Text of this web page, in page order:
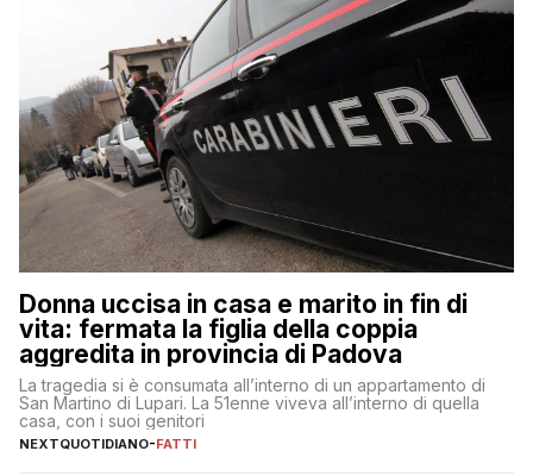
Donna uccisa in casa e marito in fin di
vita: fermata la figlia della coppia
aggredita in provincia di Padova
La tragedia si è consumata all’interno di un appartamento di
San Martino di Lupari. La 51enne viveva all’interno di quella
casa, con i suoi genitori
NEXTQUOTIDIANO-FATTI